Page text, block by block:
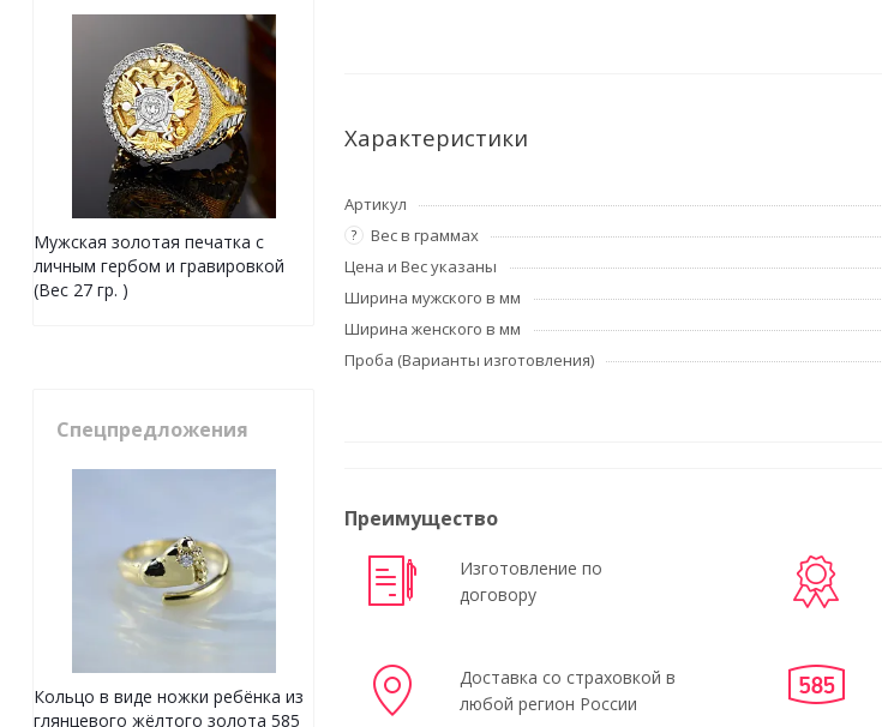
Характеристики
Артикул
? Вес в граммах
Цена и Вес указаны
Ширина мужского в мм
Ширина женского в мм
Проба (Варианты изготовления)
Преимущество
Изготовление по
договору
Доставка со страховкой в
любой регион России
Мужская золотая печатка с
личным гербом и гравировкой
(Вес 27 гр. )
Спецпредложения
Кольцо в виде ножки ребёнка из
глянцевого жёлтого золота 585